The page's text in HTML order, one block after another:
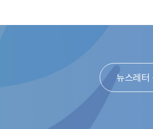
뉴스레터